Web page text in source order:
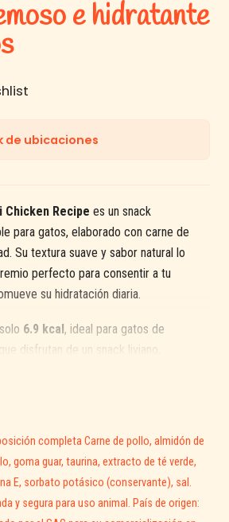
e hidratante
de ubicaciones
Chicken Recipe es un snack
para gatos, elaborado con carne de
Su textura suave y sabor natural lo
perfecto para consentir a tu
su hidratación diaria.
6.9 kcal, ideal para gatos de
disfrutan de un snack liviano,
Enriquecido con
a mantener la vitalidad, la
inmunológico fuerte.
como premio, mezclar con su
ofrecerlo directamente del tubo
completa Carne de pollo, almidón de
goma guar, taurina, extracto de té verde,
E, sorbato potásico (conservante), sal.
y segura para uso animal. País de origen: